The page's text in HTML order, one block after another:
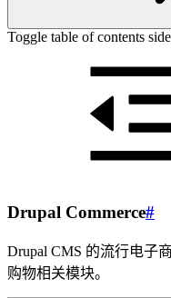
Toggle table of contents
Drupal Commerce#
Drupal CMS 的流行电子
购物相关模块。